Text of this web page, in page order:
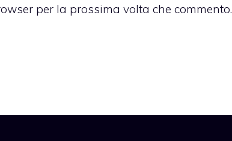
per la prossima volta che commento.